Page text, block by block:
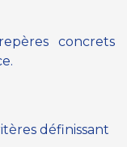
concrets
définissant